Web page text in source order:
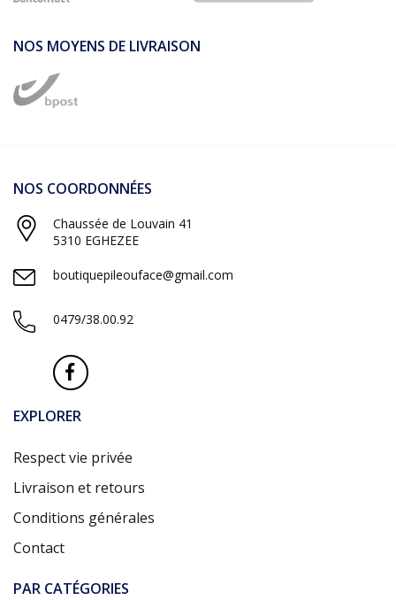
NOS MOYENS DE LIVRAISON
NOS COORDONNÉES
Chaussée de Louvain 41
5310 EGHEZEE
boutiquepileouface@gmail.com
0479/38.00.92
EXPLORER
Respect vie privée
Livraison et retours
Conditions générales
Contact
PAR CATÉGORIES